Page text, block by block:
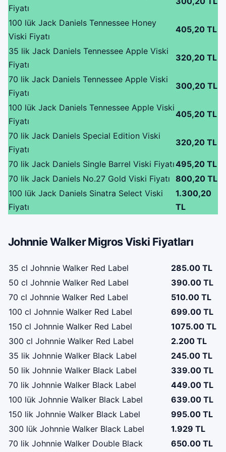
Fiyatı
100 lük Jack Daniels Tennessee Honey
Viski Fiyatı
405,20 TL
35 lik Jack Daniels Tennessee Apple Viski
Fiyatı
320,20 TL
70 lik Jack Daniels Tennessee Apple Viski
Fiyatı
300,20 TL
100 lük Jack Daniels Tennessee Apple Viski
Fiyatı
405,20 TL
70 lik Jack Daniels Special Edition Viski
Fiyatı
320,20 TL
70 lik Jack Daniels Single Barrel Viski Fiyatı495,20 TL
70 lik Jack Daniels No.27 Gold Viski Fiyatı 800,20 TL
100 lük Jack Daniels Sinatra Select Viski
Fiyatı
1.300,20
TL
Johnnie Walker Migros Viski Fiyatları
35 cl Johnnie Walker Red Label
285.00 TL
50 cl Johnnie Walker Red Label
390.00 TL
70 cl Johnnie Walker Red Label
510.00 TL
100 cl Johnnie Walker Red Label
699.00 TL
150 cl Johnnie Walker Red Label
1075.00 TL
300 cl Johnnie Walker Red Label
2.200 TL
35 lik Johnnie Walker Black Label
245.00 TL
50 lik Johnnie Walker Black Label
339.00 TL
70 lik Johnnie Walker Black Label
449.00 TL
100 lük Johnnie Walker Black Label
639.00 TL
150 lik Johnnie Walker Black Label
995.00 TL
300 lük Johnnie Walker Black Label
1.929 TL
70 lik Johnnie Walker Double Black
650.00 TL